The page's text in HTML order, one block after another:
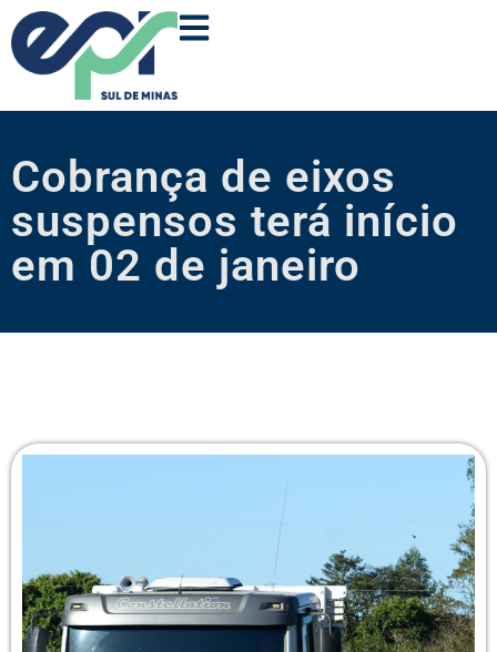
Cobrança de eixos
suspensos terá início
em 02 de janeiro